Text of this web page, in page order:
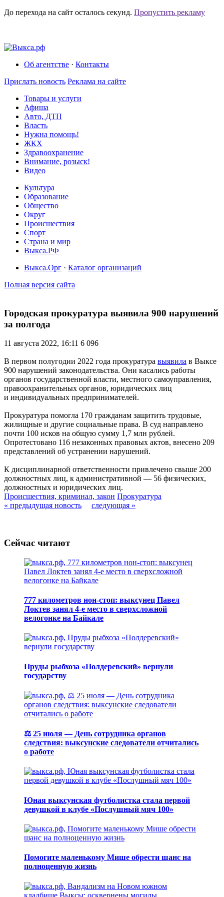
До перехода на сайт осталось секунд. Пропустить рекламу
Об агентстве · Контакты
Прислать новость Реклама на сайте
Товары и услуги
Афиша
Авто, ДТП
Власть
Нужна помощь!
ЖКХ
Здравоохранение
Внимание, розыск!
Видео
Культура
Образование
Общество
Округ
Происшествия
Спорт
Страна и мир
Выкса.РФ
Выкса.Орг · Каталог организаций
Полная версия сайта
Городская прокуратура выявила 900 нарушений
за полгода
11 августа 2022, 16:11 6 096
В первом полугодии 2022 года прокуратура выявила в Выксе
900 нарушений законодательства. Они касались работы
органов государственной власти, местного самоуправления,
правоохранительных органов, юридических лиц
и индивидуальных предпринимателей.
Прокуратура помогла 170 гражданам защитить трудовые,
жилищные и другие социальные права. В суд направлено
почти 100 исков на общую сумму 1,7 млн рублей.
Опротестовано 116 незаконных правовых актов, внесено 209
представлений об устранении нарушений.
К дисциплинарной ответственности привлечено свыше 200
должностных лиц, к административной — 56 физических,
должностных и юридических лиц.
Происшествия, криминал, закон Прокуратура
« предыдущая новость
следующая »
Сейчас читают
777 километров нон-стоп: выксунец Павел
Локтев занял 4-е место в сверхсложной
велогонке на Байкале
Пруды рыбхоза «Полдеревский» вернули
государству
⚖️ 25 июля — День сотрудника органов
следствия: выксунские следователи отчитались
о работе
Юная выксунская футболистка стала первой
девушкой в клубе «Послушный мяч 100»
Помогите маленькому Мише обрести шанс на
полноценную жизнь